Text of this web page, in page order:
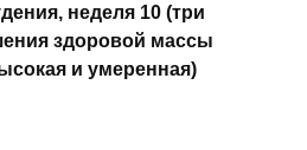
неделя 10 (три
здоровой массы
и умеренная)